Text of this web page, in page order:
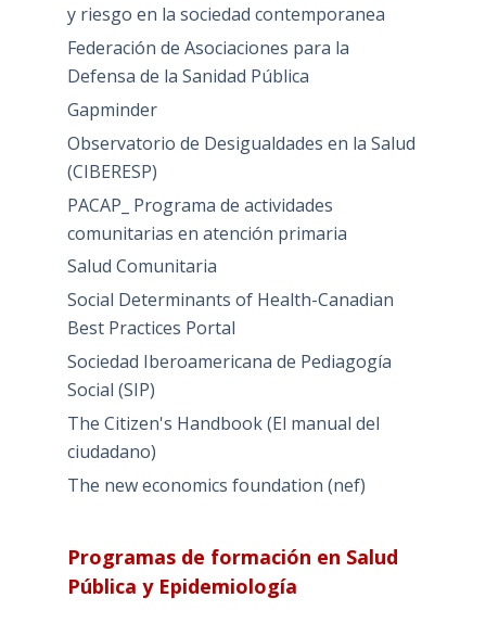
y riesgo en la sociedad contemporanea
Federación de Asociaciones para la
Defensa de la Sanidad Pública
Gapminder
Observatorio de Desigualdades en la Salud
(CIBERESP)
PACAP_ Programa de actividades
comunitarias en atención primaria
Salud Comunitaria
Social Determinants of Health-Canadian
Best Practices Portal
Sociedad Iberoamericana de Pediagogía
Social (SIP)
The Citizen's Handbook (El manual del
ciudadano)
The new economics foundation (nef)
Programas de formación en Salud
Pública y Epidemiología